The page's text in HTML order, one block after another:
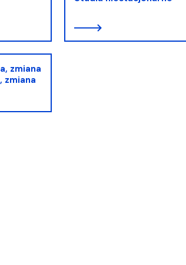
zmiana
zmiana